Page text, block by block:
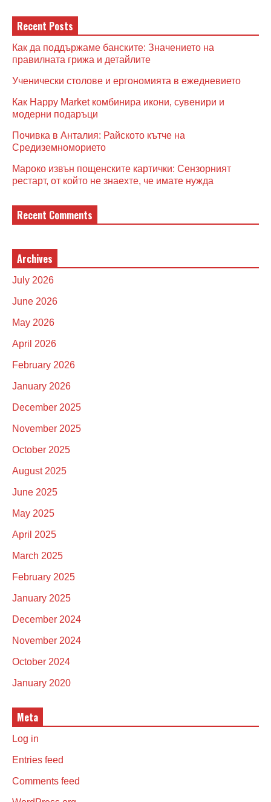
Recent Posts
Как да поддържаме банските: Значението на
правилната грижа и детайлите
Ученически столове и ергономията в ежедневието
Как Happy Market комбинира икони, сувенири и
модерни подаръци
Почивка в Анталия: Райското кътче на
Средиземноморието
Мароко извън пощенските картички: Сензорният
рестарт, от който не знаехте, че имате нужда
Recent Comments
Archives
July 2026
June 2026
May 2026
April 2026
February 2026
January 2026
December 2025
November 2025
October 2025
August 2025
June 2025
May 2025
April 2025
March 2025
February 2025
January 2025
December 2024
November 2024
October 2024
January 2020
Meta
Log in
Entries feed
Comments feed